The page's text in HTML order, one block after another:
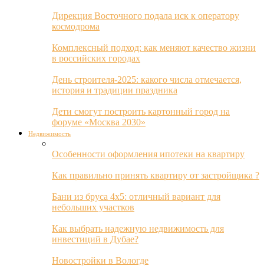
Дирекция Восточного подала иск к оператору
космодрома
Комплексный подход: как меняют качество жизни
в российских городах
День строителя-2025: какого числа отмечается,
история и традиции праздника
Дети смогут построить картонный город на
форуме «Москва 2030»
Недвижимость
Особенности оформления ипотеки на квартиру
Как правильно принять квартиру от застройщика ?
Бани из бруса 4х5: отличный вариант для
небольших участков
Как выбрать надежную недвижимость для
инвестиций в Дубае?
Новостройки в Вологде